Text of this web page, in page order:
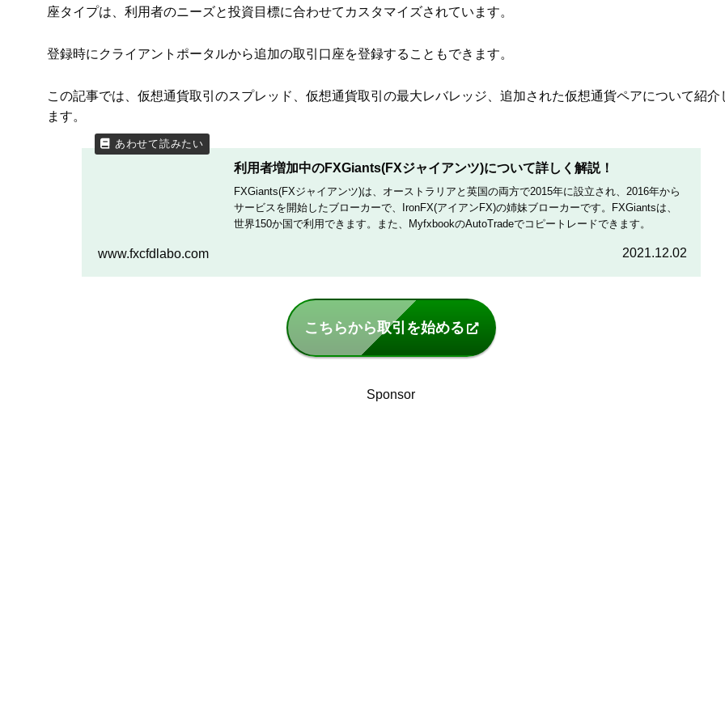
座タイプは、利用者のニーズと投資目標に合わせてカスタマイズされています。
登録時にクライアントポータルから追加の取引口座を登録することもできます。
この記事では、仮想通貨取引のスプレッド、仮想通貨取引の最大レバレッジ、追加された仮想通貨ペアについて紹介
ます。
利用者増加中のFXGiants(FXジャイアンツ)について詳しく解説！
FXGiants(FXジャイアンツ)は、オーストラリアと英国の両方で2015年に設立され、2016年から
サービスを開始したブローカーで、IronFX(アイアンFX)の姉妹ブローカーです。FXGiantsは、
世界150か国で利用できます。また、MyfxbookのAutoTradeでコピートレードできます。
www.fxcfdlabo.com 2021.12.02
こちらから取引を始める
Sponsor